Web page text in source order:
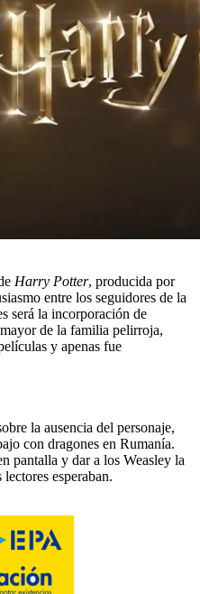
Harry Potter, producida por
entre los seguidores de la
será la incorporación de
de la familia pelirroja,
y apenas fue
la ausencia del personaje,
con dragones en Rumanía.
pantalla y dar a los Weasley la
esperaban.